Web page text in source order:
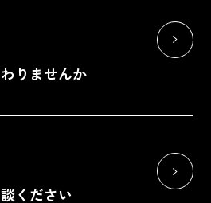
ニケーションを通してブランドを成
パイオニア。一児の母でもある。
】@_megbaby_
オンラインストア
https://meg
りませんか
ください